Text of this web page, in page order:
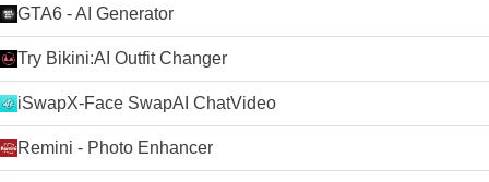
GTA6 - AI Generator
Try Bikini:AI Outfit Changer
iSwapX-Face SwapAI ChatVideo
Remini - Photo Enhancer